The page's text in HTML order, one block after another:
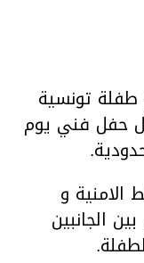
طفلة تونسية
حفل فني يوم
الامنية و
الجانبين